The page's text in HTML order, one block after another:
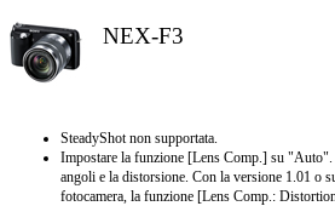
NEX-F3
SteadyShot non supportata.
Impostare la funzione [Lens Comp.] su "Auto".
angoli e la distorsione. Con la versione 1.01 o
fotocamera, la funzione [Lens Comp.: